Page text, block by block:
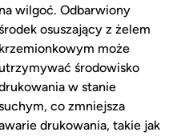
na wilgoć. Odbarwiony
osuszający z żelem
krzemionkowym może
środowisko
w stanie
co zmniejsza
drukowania, takie jak